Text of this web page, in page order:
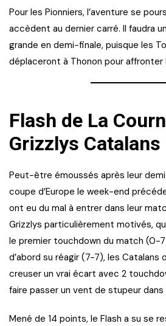
Pour les Pionniers, l’aventure se
accèdent au dernier carré. Il faudra
grande en demi-finale, puisque les
déplaceront à Thonon pour affronter
Flash de La
Grizzlys Catalans
Peut-être émoussés après leur
coupe d’Europe le week-end
ont eu du mal à entrer dans leur
Grizzlys particulièrement motivés,
le premier touchdown du match (0-
d’abord su réagir (7-7), les Catalans
creuser un vrai écart avec 2
faire passer un vent de stupeur
Mené de 14 points, le Flash a su se